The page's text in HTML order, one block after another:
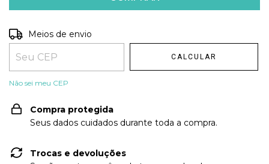
Entregas para o CEP:
Meios de envio
CALCULAR
Não sei meu CEP
Compra protegida
Seus dados cuidados durante toda a compra.
Trocas e devoluções